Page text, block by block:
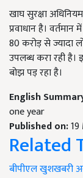
खाघ सुरक्षा
प्रवाधान है।
80 करोड़ से ज्यादा
उपलब्ध करा रही
बोझ पड़ रहा है।
English
one year
Published on:
Related
बीपीएलखुशखबरी